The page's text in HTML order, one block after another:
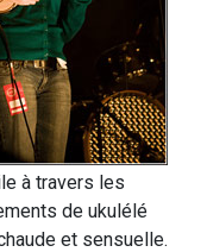
à travers les
de ukulélé
et sensuelle.